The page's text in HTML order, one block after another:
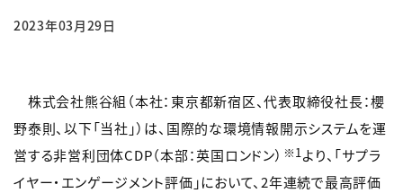
2023年03月29日
株式会社熊谷組（本社：東京都新宿区、代表取締役社長：櫻
野泰則、以下「当社」）は、国際的な環境情報開示システムを運
営する非営利団体CDP（本部：英国ロンドン） ※1 より、「サプラ
イヤー・エンゲージメント評価」において、2年連続で最高評価